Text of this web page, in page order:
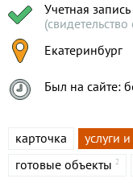
Учетная
Екатеринбург
Был на сайте:
карточка услуги
готовые объекты 2